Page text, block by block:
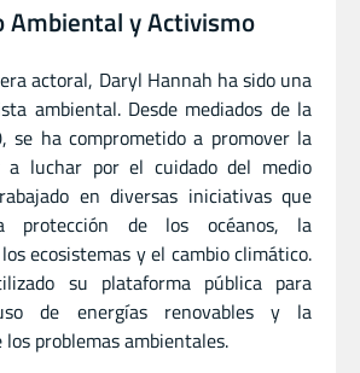
Ambiental y Activismo
actoral, Daryl Hannah ha sido una
ambiental. Desde mediados de la
se ha comprometido a promover la
a luchar por el cuidado del medio
en diversas iniciativas que
protección de los océanos, la
ecosistemas y el cambio climático.
su plataforma pública para
de energías renovables y la
problemas ambientales.